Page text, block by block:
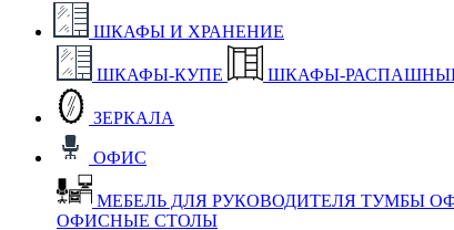
ШКАФЫ И ХРАНЕНИЕ
ШКАФЫ-КУПЕ ШКАФЫ-
ЗЕРКАЛА
ОФИС
МЕБЕЛЬ ДЛЯ РУКОВОДИТЕЛЯ ТУМБЫ
ОФИСНЫЕ СТОЛЫ